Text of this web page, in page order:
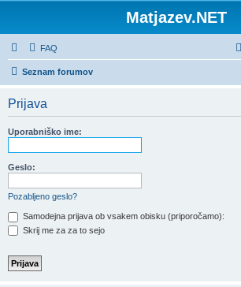
Matjazev.NET
FAQ
Seznam forumov
Prijava
Uporabniško ime:
Geslo:
Pozabljeno geslo?
Samodejna prijava ob vsakem obisku (priporočamo):
Skrij me za za to sejo